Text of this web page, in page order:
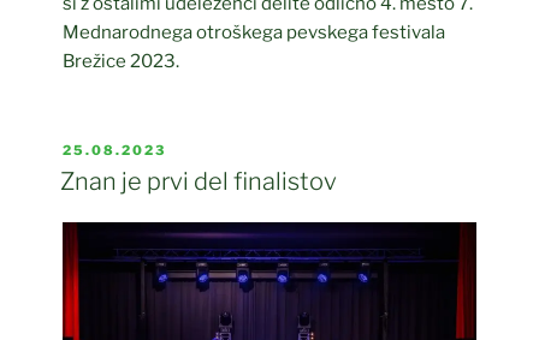
Mednarodnega otroškega pevskega festivala
Brežice 2023.
OBJAVLJENO
DNE
25.08.2023
Znan je prvi del finalistov